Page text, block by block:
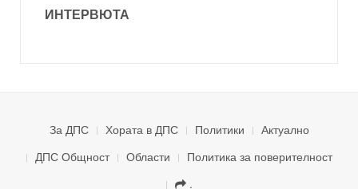
ИНТЕРВЮТА
За ДПС Хората в ДПС Политики
Актуално
ДПС Общност
Области
Политика за поверителност
.